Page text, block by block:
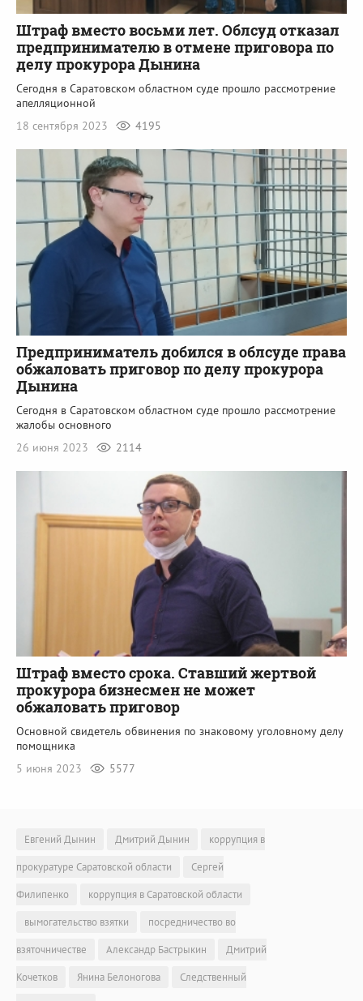
Штраф вместо восьми лет. Облсуд отказал
предпринимателю в отмене приговора по
делу прокурора Дынина
Сегодня в Саратовском областном суде прошло рассмотрение
апелляционной
18 сентября 2023
4195
Предприниматель добился в облсуде права
обжаловать приговор по делу прокурора
Дынина
Сегодня в Саратовском областном суде прошло рассмотрение
жалобы основного
26 июня 2023
2114
Штраф вместо срока. Ставший жертвой
прокурора бизнесмен не может
обжаловать приговор
Основной свидетель обвинения по знаковому уголовному делу
помощника
5 июня 2023
5577
Евгений Дынин Дмитрий Дынин
коррупция в
прокуратуре Саратовской области
Сергей
Филипенко
коррупция в Саратовской области
вымогательство взятки
посредничество во
взяточничестве
Александр Бастрыкин
Дмитрий
Кочетков
Янина Белоногова
Следственный